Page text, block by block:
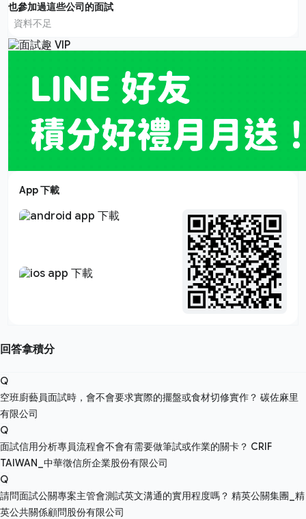
也參加過這些公司的面試
資料不足
App 下載
回答拿積分
Q
空班廚藝員面試時，會不會要求實際的擺盤或食材切修實作？ 碳佐麻里
有限公司
Q
面試信用分析專員流程會不會有需要做筆試或作業的關卡？ CRIF
TAIWAN_中華徵信所企業股份有限公司
Q
請問面試公關專案主管會測試英文溝通的實用程度嗎？ 精英公關集團_精
英公共關係顧問股份有限公司